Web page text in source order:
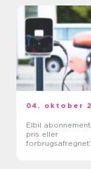
04. oktober
Elbil
pris eller